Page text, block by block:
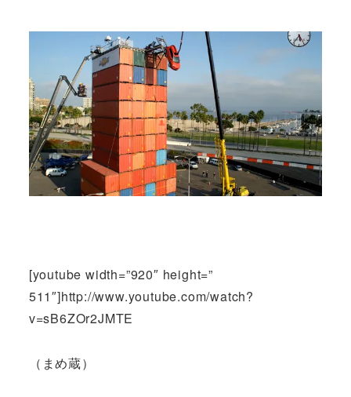
[youtube width=”920″ height=”
511″]http://www.youtube.com/watch?
v=sB6ZOr2JMTE
（まめ蔵）